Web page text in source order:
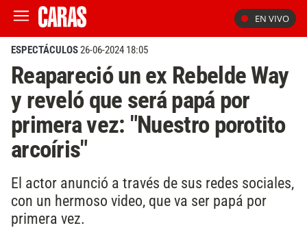
EN VIVO
ESPECTÁCULOS26-06-2024 18:05
Reapareció un ex Rebelde Way
y reveló que será papá por
primera vez: "Nuestro porotito
arcoíris"
El actor anunció a través de sus redes sociales,
con un hermoso video, que va ser papá por
primera vez.